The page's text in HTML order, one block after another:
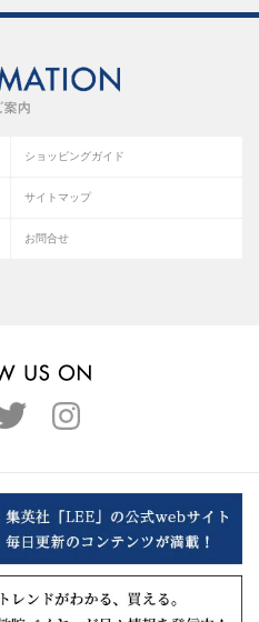
ショッピングガイド
サイトマップ
お問合せ